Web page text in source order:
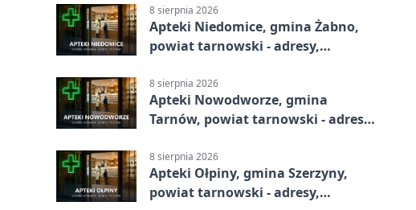
8 sierpnia 2026
Apteki Niedomice, gmina Żabno,
powiat tarnowski - adresy,
8 sierpnia 2026
Apteki Nowodworze, gmina
Tarnów, powiat tarnowski - adresy,
8 sierpnia 2026
Apteki Ołpiny, gmina Szerzyny,
powiat tarnowski - adresy,